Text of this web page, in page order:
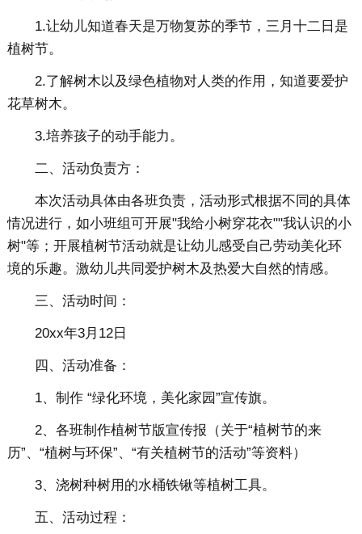
1.让幼儿知道春天是万物复苏的季节，三月十二日是
植树节。
2.了解树木以及绿色植物对人类的作用，知道要爱护
花草树木。
3.培养孩子的动手能力。
二、活动负责方：
本次活动具体由各班负责，活动形式根据不同的具体
情况进行，如小班组可开展"我给小树穿花衣""我认识的小
树"等；开展植树节活动就是让幼儿感受自己劳动美化环
境的乐趣。激幼儿共同爱护树木及热爱大自然的情感。
三、活动时间：
20xx年3月12日
四、活动准备：
1、制作 “绿化环境，美化家园”宣传旗。
2、各班制作植树节版宣传报（关于“植树节的来
历”、“植树与环保”、“有关植树节的活动”等资料）
3、浇树种树用的水桶铁锹等植树工具。
五、活动过程：